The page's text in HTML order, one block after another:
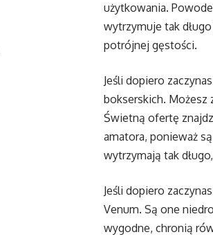
użytkowania.
wytrzymuje tak
potrójnej gęstości.
Jeśli dopiero
bokserskich. Możesz
Świetną ofertę
amatora, ponieważ
wytrzymają tak
Jeśli dopiero
Venum. Są one
wygodne, chronią